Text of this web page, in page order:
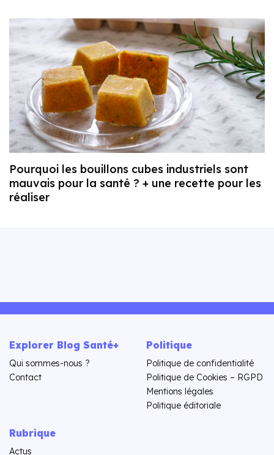
Pourquoi les bouillons cubes industriels sont
mauvais pour la santé ? + une recette pour les
réaliser
Explorer Blog Santé+
Qui sommes-nous ?
Contact
Politique
Politique de confidentialité
Politique de Cookies – RGPD
Mentions légales
Politique éditoriale
Rubrique
Actus